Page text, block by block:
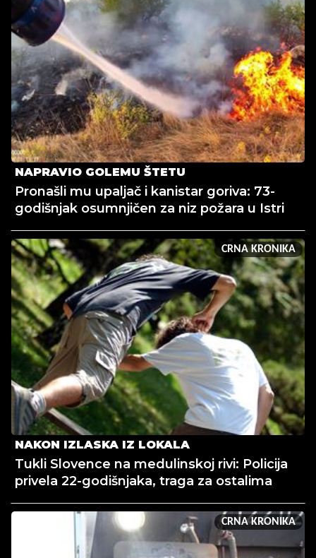
NAPRAVIO GOLEMU ŠTETU
Pronašli mu upaljač i kanistar goriva: 73-
godišnjak osumnjičen za niz požara u Istri
CRNA KRONIKA
NAKON IZLASKA IZ LOKALA
Tukli Slovence na medulinskoj rivi: Policija
privela 22-godišnjaka, traga za ostalima
CRNA KRONIKA